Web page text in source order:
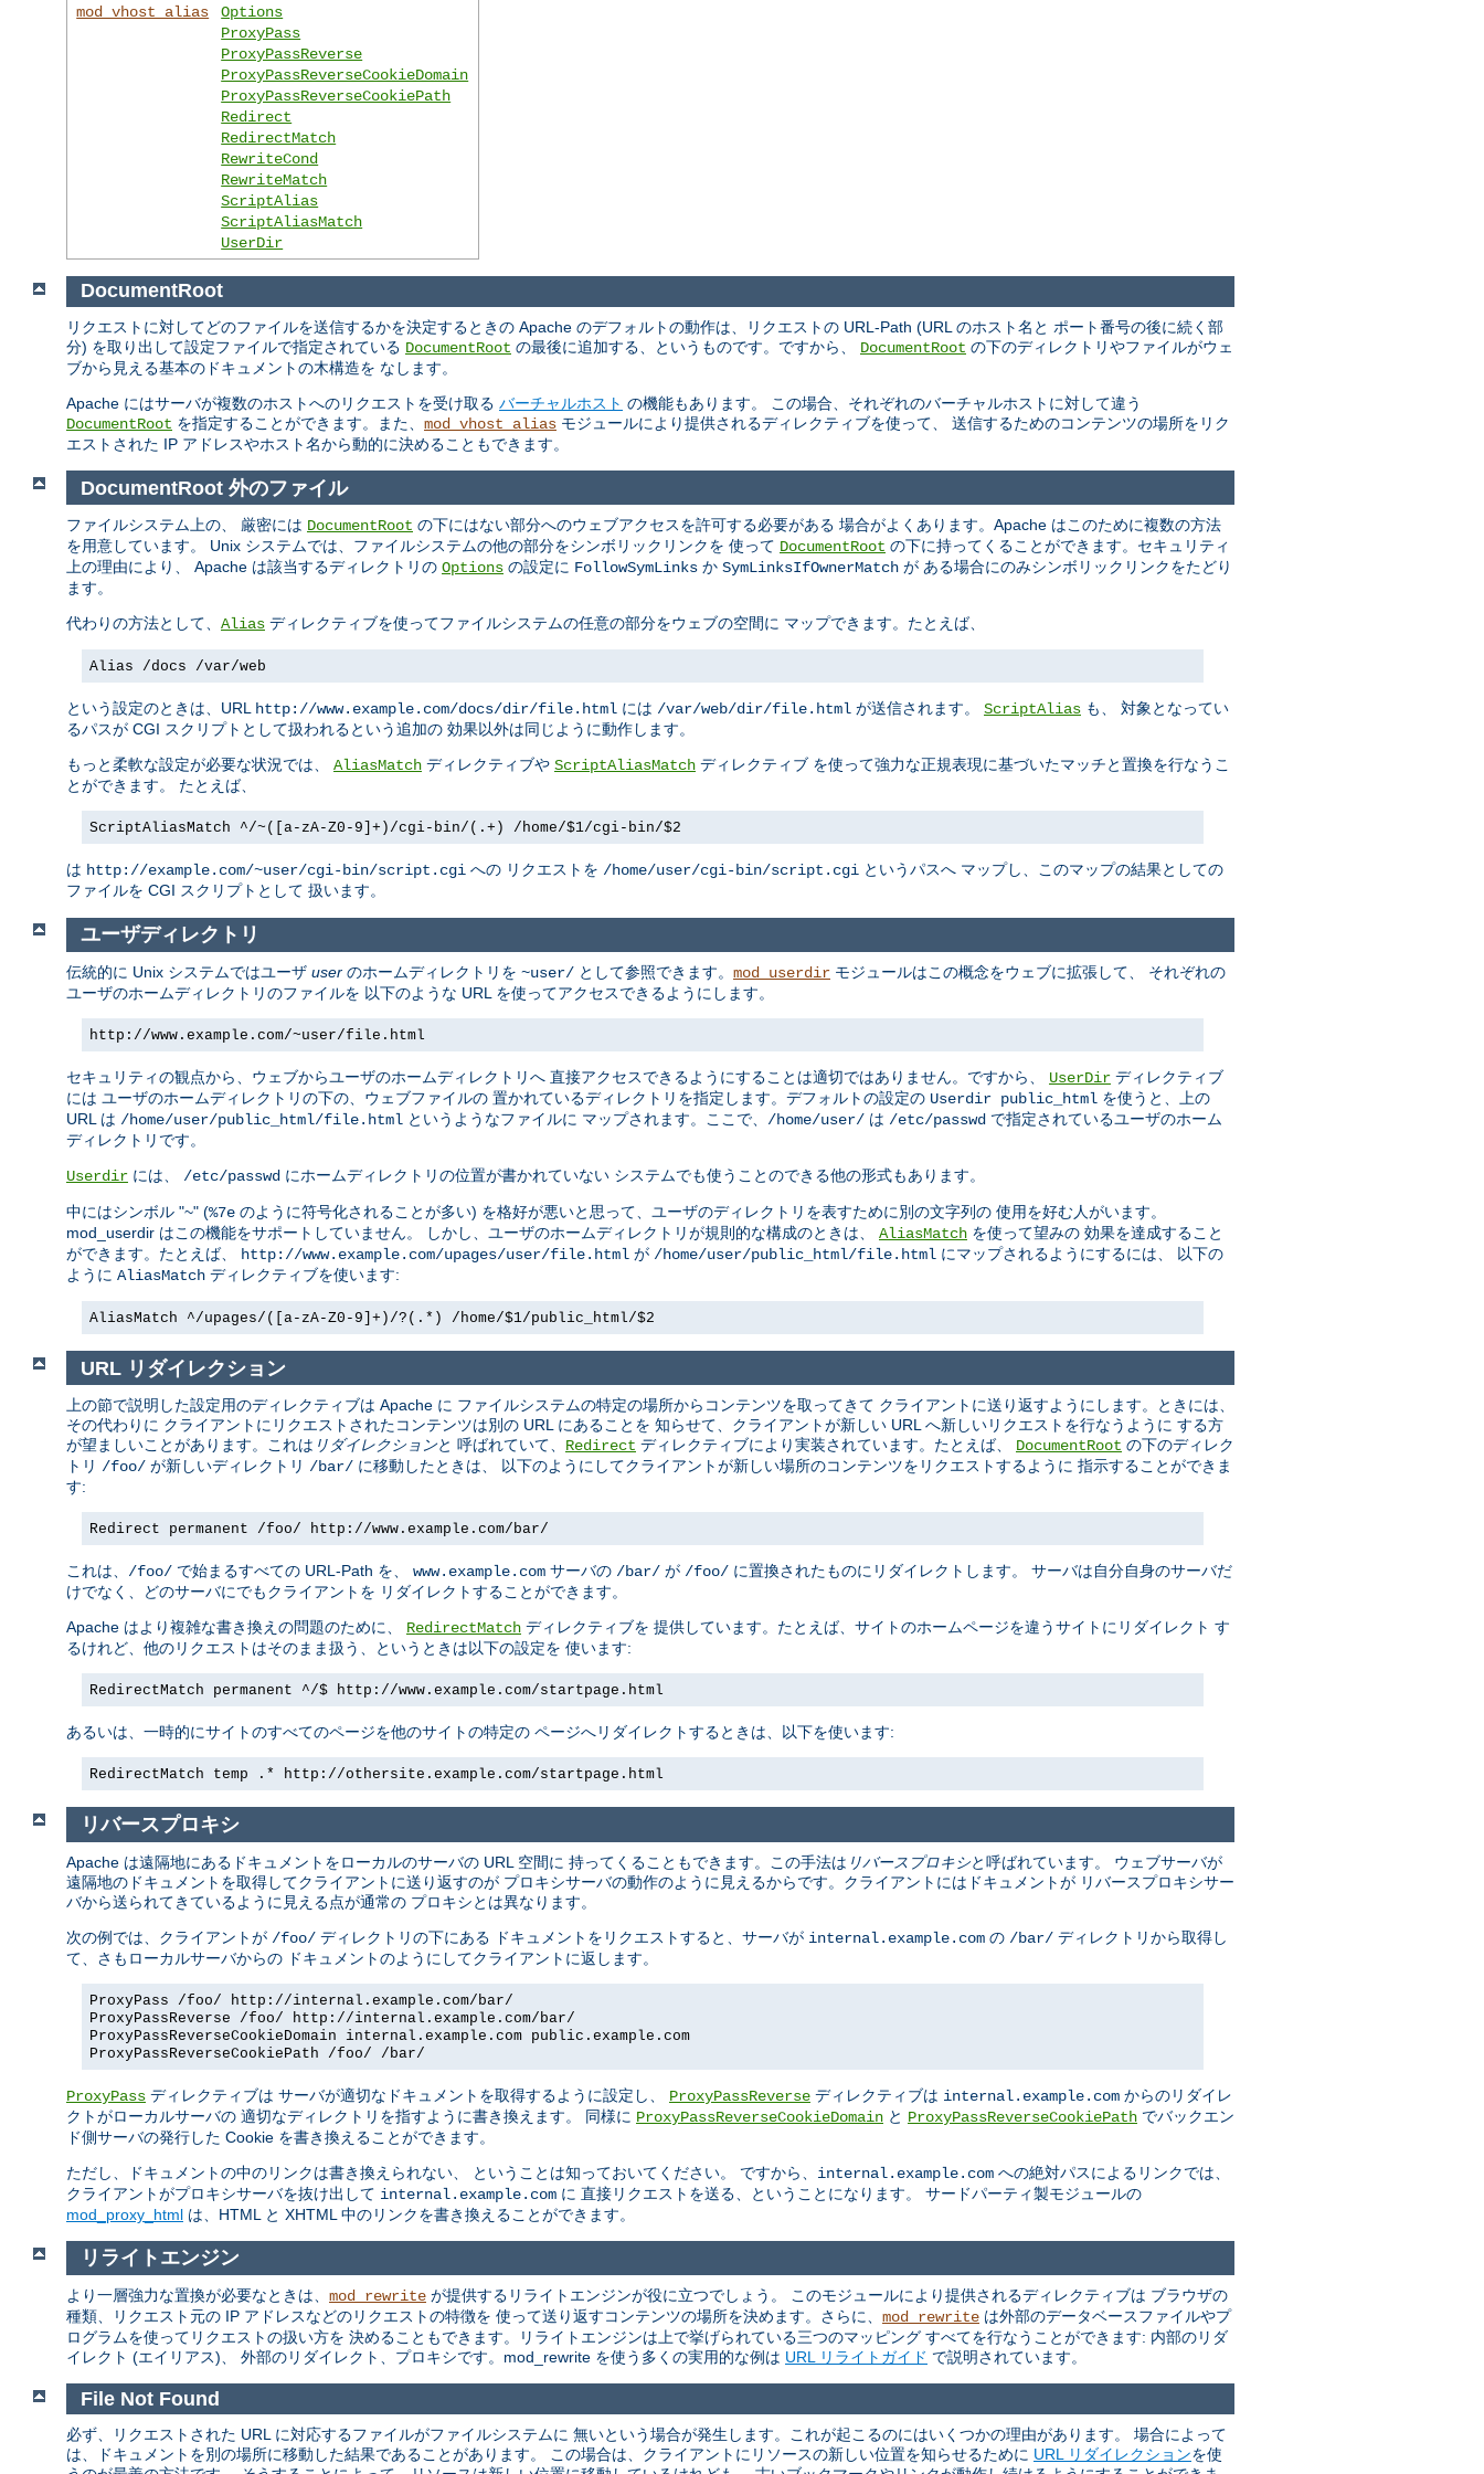
mod_vhost_alias
Options
ProxyPass
ProxyPassReverse
ProxyPassReverseCookieDomain
ProxyPassReverseCookiePath
Redirect
RedirectMatch
RewriteCond
RewriteMatch
ScriptAlias
ScriptAliasMatch
UserDir
DocumentRoot
リクエストに対してどのファイルを送信するかを決定するときの Apache のデフォルトの動作は、リクエストの URL-Path (URL のホスト名と ポート番号の後に続く部
分) を取り出して設定ファイルで指定されている DocumentRoot の最後に追加する、というものです。ですから、 DocumentRoot の下のディレクトリやファイルがウェ
ブから見える基本のドキュメントの木構造を なします。
Apache にはサーバが複数のホストへのリクエストを受け取る バーチャルホスト の機能もあります。 この場合、それぞれのバーチャルホストに対して違う
DocumentRoot を指定することができます。また、 mod_vhost_alias モジュールにより提供されるディレクティブを使って、 送信するためのコンテンツの場所をリク
エストされた IP アドレスやホスト名から動的に決めることもできます。
DocumentRoot 外のファイル
ファイルシステム上の、 厳密には DocumentRoot の下にはない部分へのウェブアクセスを許可する必要がある 場合がよくあります。Apache はこのために複数の方法
を用意しています。 Unix システムでは、ファイルシステムの他の部分をシンボリックリンクを 使って DocumentRoot の下に持ってくることができます。セキュリティ
上の理由により、 Apache は該当するディレクトリの Options の設定に FollowSymLinks か SymLinksIfOwnerMatch が ある場合にのみシンボリックリンクをたどり
ます。
代わりの方法として、 Alias ディレクティブを使ってファイルシステムの任意の部分をウェブの空間に マップできます。たとえば、
Alias /docs /var/web
という設定のときは、URL http://www.example.com/docs/dir/file.html には /var/web/dir/file.html が送信されます。 ScriptAlias も、 対象となってい
るパスが CGI スクリプトとして扱われるという追加の 効果以外は同じように動作します。
もっと柔軟な設定が必要な状況では、 AliasMatch ディレクティブや ScriptAliasMatch ディレクティブ を使って強力な正規表現に基づいたマッチと置換を行なうこ
とができます。 たとえば、
ScriptAliasMatch ^/~([a-zA-Z0-9]+)/cgi-bin/(.+) /home/$1/cgi-bin/$2
は http://example.com/~user/cgi-bin/script.cgi への リクエストを /home/user/cgi-bin/script.cgi というパスへ マップし、このマップの結果としての
ファイルを CGI スクリプトとして 扱います。
ユーザディレクトリ
伝統的に Unix システムではユーザ user のホームディレクトリを ~user/ として参照できます。 mod_userdir モジュールはこの概念をウェブに拡張して、 それぞれの
ユーザのホームディレクトリのファイルを 以下のような URL を使ってアクセスできるようにします。
http://www.example.com/~user/file.html
セキュリティの観点から、ウェブからユーザのホームディレクトリへ 直接アクセスできるようにすることは適切ではありません。ですから、 UserDir ディレクティブ
には ユーザのホームディレクトリの下の、ウェブファイルの 置かれているディレクトリを指定します。デフォルトの設定の Userdir public_html を使うと、上の
URL は /home/user/public_html/file.html というようなファイルに マップされます。ここで、 /home/user/ は /etc/passwd で指定されているユーザのホーム
ディレクトリです。
Userdir には、 /etc/passwd にホームディレクトリの位置が書かれていない システムでも使うことのできる他の形式もあります。
中にはシンボル "~" (%7e のように符号化されることが多い) を格好が悪いと思って、ユーザのディレクトリを表すために別の文字列の 使用を好む人がいます。
mod_userdir はこの機能をサポートしていません。 しかし、ユーザのホームディレクトリが規則的な構成のときは、 AliasMatch を使って望みの 効果を達成すること
ができます。たとえば、
http://www.example.com/upages/user/file.html が /home/user/public_html/file.html にマップされるようにするには、 以下の
ように AliasMatch ディレクティブを使います:
AliasMatch ^/upages/([a-zA-Z0-9]+)/?(.*) /home/$1/public_html/$2
URL リダイレクション
上の節で説明した設定用のディレクティブは Apache に ファイルシステムの特定の場所からコンテンツを取ってきて クライアントに送り返すようにします。ときには、
その代わりに クライアントにリクエストされたコンテンツは別の URL にあることを 知らせて、クライアントが新しい URL へ新しいリクエストを行なうように する方
が望ましいことがあります。これは リダイレクションと 呼ばれていて、 Redirect ディレクティブにより実装されています。たとえば、 DocumentRoot の下のディレク
トリ /foo/ が新しいディレクトリ /bar/ に移動したときは、 以下のようにしてクライアントが新しい場所のコンテンツをリクエストするように 指示することができま
す:
Redirect permanent /foo/ http://www.example.com/bar/
これは、 /foo/ で始まるすべての URL-Path を、 www.example.com サーバの /bar/ が /foo/ に置換されたものにリダイレクトします。 サーバは自分自身のサーバだ
けでなく、どのサーバにでもクライアントを リダイレクトすることができます。
Apache はより複雑な書き換えの問題のために、 RedirectMatch ディレクティブを 提供しています。たとえば、サイトのホームページを違うサイトにリダイレクト す
るけれど、他のリクエストはそのまま扱う、というときは以下の設定を 使います:
RedirectMatch permanent ^/$ http://www.example.com/startpage.html
あるいは、一時的にサイトのすべてのページを他のサイトの特定の ページへリダイレクトするときは、以下を使います:
RedirectMatch temp .* http://othersite.example.com/startpage.html
リバースプロキシ
Apache は遠隔地にあるドキュメントをローカルのサーバの URL 空間に 持ってくることもできます。この手法は リバースプロキシと呼ばれています。 ウェブサーバが
遠隔地のドキュメントを取得してクライアントに送り返すのが プロキシサーバの動作のように見えるからです。クライアントにはドキュメントが リバースプロキシサー
バから送られてきているように見える点が通常の プロキシとは異なります。
次の例では、クライアントが /foo/ ディレクトリの下にある ドキュメントをリクエストすると、サーバが internal.example.com の /bar/ ディレクトリから取得し
て、さもローカルサーバからの ドキュメントのようにしてクライアントに返します。
ProxyPass /foo/ http://internal.example.com/bar/
ProxyPassReverse /foo/ http://internal.example.com/bar/
ProxyPassReverseCookieDomain internal.example.com public.example.com
ProxyPassReverseCookiePath /foo/ /bar/
ProxyPass ディレクティブは サーバが適切なドキュメントを取得するように設定し、 ProxyPassReverse ディレクティブは internal.example.com からのリダイレ
クトがローカルサーバの 適切なディレクトリを指すように書き換えます。 同様に ProxyPassReverseCookieDomain と ProxyPassReverseCookiePath でバックエン
ド側サーバの発行した Cookie を書き換えることができます。
ただし、ドキュメントの中のリンクは書き換えられない、 ということは知っておいてください。 ですから、 internal.example.com への絶対パスによるリンクでは、
クライアントがプロキシサーバを抜け出して internal.example.com に 直接リクエストを送る、ということになります。 サードパーティ製モジュールの
mod_proxy_html は、HTML と XHTML 中のリンクを書き換えることができます。
リライトエンジン
より一層強力な置換が必要なときは、 mod_rewrite が提供するリライトエンジンが役に立つでしょう。 このモジュールにより提供されるディレクティブは ブラウザの
種類、リクエスト元の IP アドレスなどのリクエストの特徴を 使って送り返すコンテンツの場所を決めます。さらに、 mod_rewrite は外部のデータベースファイルやプ
ログラムを使ってリクエストの扱い方を 決めることもできます。リライトエンジンは上で挙げられている三つのマッピング すべてを行なうことができます: 内部のリダ
イレクト (エイリアス)、 外部のリダイレクト、プロキシです。mod_rewrite を使う多くの実用的な例は URL リライトガイド で説明されています。
File Not Found
必ず、リクエストされた URL に対応するファイルがファイルシステムに 無いという場合が発生します。これが起こるのにはいくつかの理由があります。 場合によって
は、ドキュメントを別の場所に移動した結果であることがあります。 この場合は、クライアントにリソースの新しい位置を知らせるために URL リダイレクションを使